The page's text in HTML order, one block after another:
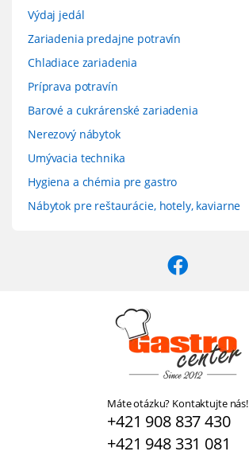
Výdaj jedál
Zariadenia predajne potravín
Chladiace zariadenia
Príprava potravín
Barové a cukrárenské zariadenia
Nerezový nábytok
Umývacia technika
Hygiena a chémia pre gastro
Nábytok pre reštaurácie, hotely, kaviarne
Máte otázku? Kontaktujte nás!
+421 908 837 430
+421 948 331 081